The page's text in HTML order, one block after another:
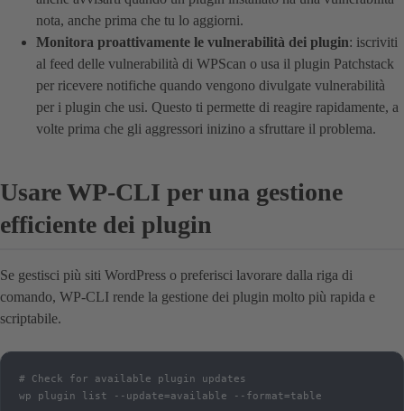
nota, anche prima che tu lo aggiorni.
Monitora proattivamente le vulnerabilità dei plugin: iscriviti
al feed delle vulnerabilità di WPScan o usa il plugin Patchstack
per ricevere notifiche quando vengono divulgate vulnerabilità
per i plugin che usi. Questo ti permette di reagire rapidamente, a
volte prima che gli aggressori inizino a sfruttare il problema.
Usare WP-CLI per una gestione
efficiente dei plugin
Se gestisci più siti WordPress o preferisci lavorare dalla riga di
comando, WP-CLI rende la gestione dei plugin molto più rapida e
scriptabile.
# Check for available plugin updates
wp plugin list --update=available --format=table